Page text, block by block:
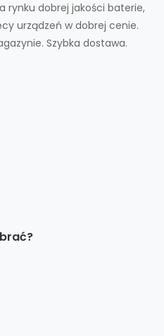
rynku dobrej jakości baterie,
urządzeń w dobrej cenie.
Szybka dostawa.